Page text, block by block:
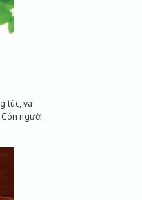
túc, và
người